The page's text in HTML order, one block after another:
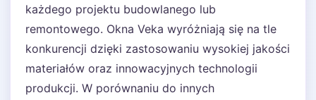
każdego projektu budowlanego lub
remontowego. Okna Veka wyróżniają się na tle
konkurencji dzięki zastosowaniu wysokiej jakości
materiałów oraz innowacyjnych technologii
produkcji. W porównaniu do innych